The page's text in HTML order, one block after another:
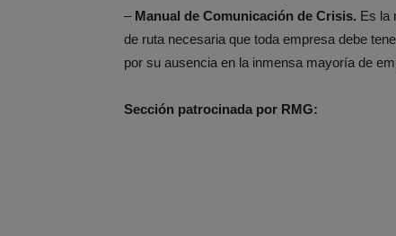
– Manual de Comunicación de Crisis. Es la
de ruta necesaria que toda empresa debe
por su ausencia en la inmensa mayoría de
Sección patrocinada por RMG: